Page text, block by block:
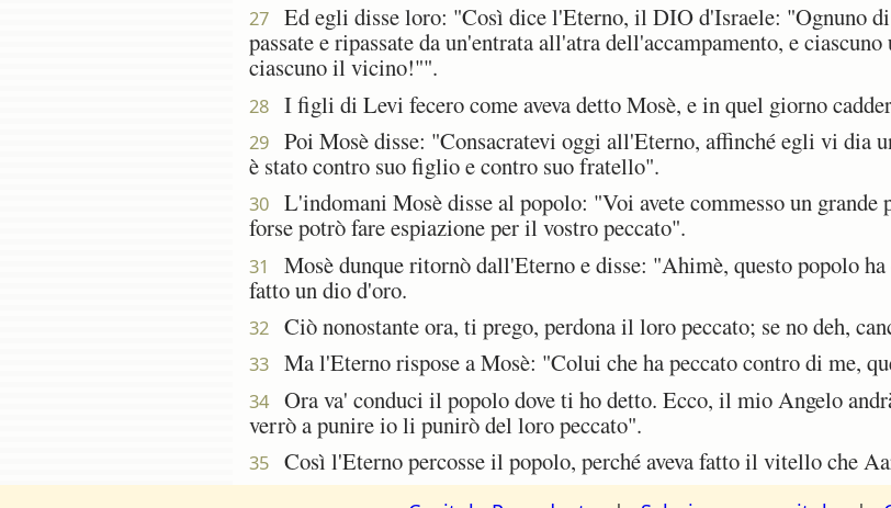
27
Ed egli disse loro: "Così dice l'Eterno, il DIO d'Israele: "Ognuno
passate e ripassate da un'entrata all'atra dell'accampamento, e
ciascuno il vicino!"".
28 I figli di Levi fecero come aveva detto Mosè, e in quel giorno
29
Poi Mosè disse: "Consacratevi oggi all'Eterno, affinché egli vi dia
è stato contro suo figlio e contro suo fratello".
30
L'indomani Mosè disse al popolo: "Voi avete commesso un
forse potrò fare espiazione per il vostro peccato".
31
Mosè dunque ritornò dall'Eterno e disse: "Ahimè, questo popolo ha
fatto un dio d'oro.
32 Ciò nonostante ora, ti prego, perdona il loro peccato; se no deh,
33 Ma l'Eterno rispose a Mosè: "Colui che ha peccato contro di me,
34
Ora va' conduci il popolo dove ti ho detto. Ecco, il mio Angelo
verrò a punire io li punirò del loro peccato".
35 Così l'Eterno percosse il popolo, perché aveva fatto il vitello che